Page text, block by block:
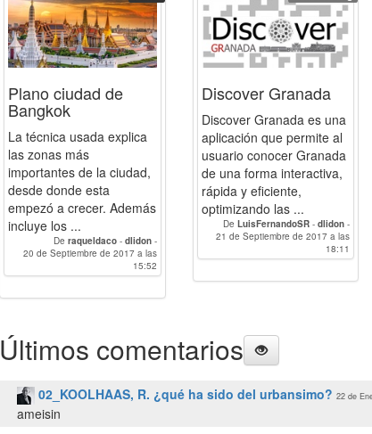
Plano ciudad de
Bangkok
La técnica usada explica
las zonas más
importantes de la ciudad,
desde donde esta
empezó a crecer. Además
incluye los ...
De raqueldaco- dlidon -
BlancaRH -Paulacp-
luciagg-
LuisFernandoSR-linzak0
20 de Septiembre de 2017 a las
15:52
Discover Granada
Discover Granada es una
aplicación que permite al
usuario conocer Granada
de una forma interactiva,
rápida y eficiente,
optimizando las ...
De LuisFernandoSR - dlidon -
BlancaRH-raqueldaco-Paulacp
luciagg-
linzak0
21 de Septiembre de 2017 a las
18:11
Últimos comentarios
02_KOOLHAAS, R. ¿qué ha sido del urbansimo? 22 de
ameisin